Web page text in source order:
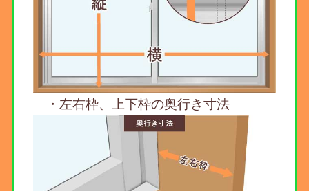
・左右枠、上下枠の奥行き寸法